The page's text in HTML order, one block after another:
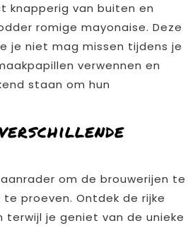
knapperig van buiten en
romige mayonaise. Deze
je niet mag missen tijdens je
verwennen en
staan om hun
om de brouwerijen te
proeven. Ontdek de rijke
je geniet van de unieke